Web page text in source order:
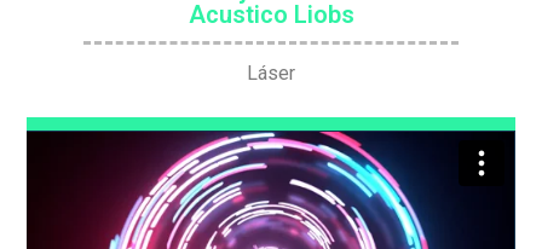
Acustico Liobs
Láser